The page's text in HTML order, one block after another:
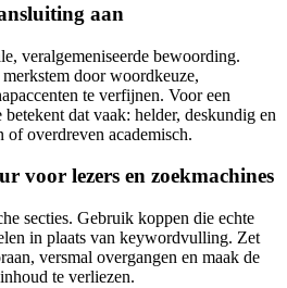
aan
veralgemeniseerde bewoording.
door woordkeuze,
te verfijnen. Voor een
dat vaak: helder, deskundig en
overdreven academisch.
voor lezers en zoekmachines
secties. Gebruik koppen die echte
in plaats van keywordvulling. Zet
versmal overgangen en maak de
te verliezen.